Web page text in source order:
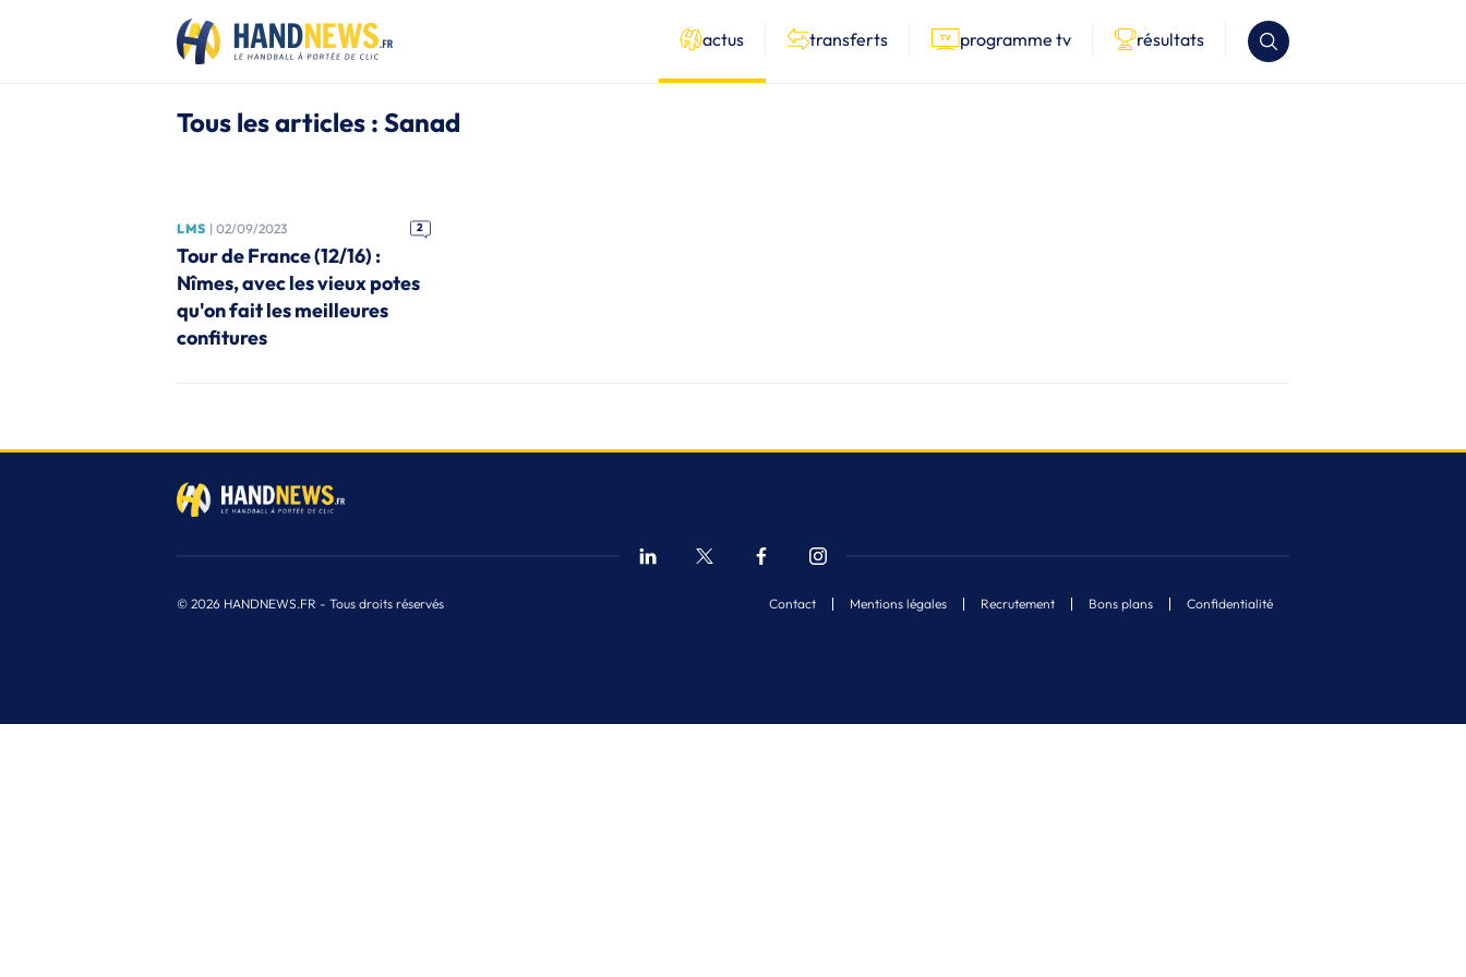
actus transferts programme tv résultats
Tous les articles : Sanad
LMS | 02/09/2023 2
Tour de France (12/16) :
Nîmes, avec les vieux potes
qu'on fait les meilleures
confitures
© 2026 HANDNEWS.FR - Tous droits réservés Contact Mentions légales Recrutement Bons plans Confidentialité